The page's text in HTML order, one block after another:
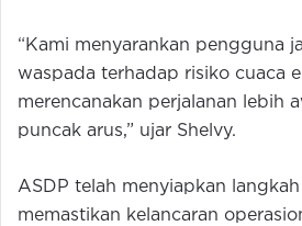
“Kami menyarankan pengguna
waspada terhadap risiko cuaca
merencanakan perjalanan lebih
puncak arus,” ujar Shelvy.
ASDP telah menyiapkan
memastikan kelancaran